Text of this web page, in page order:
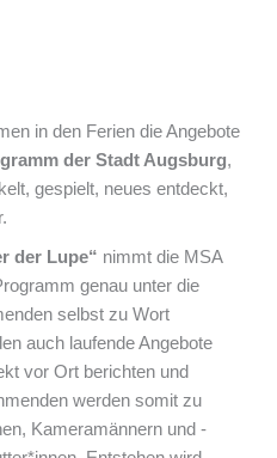
in den Ferien die Angebote
der Stadt Augsburg,
gespielt, neues entdeckt,
der Lupe“ nimmt die MSA
genau unter die
selbst zu Wort
auch laufende Angebote
vor Ort berichten und
werden somit zu
Kameramännern und -